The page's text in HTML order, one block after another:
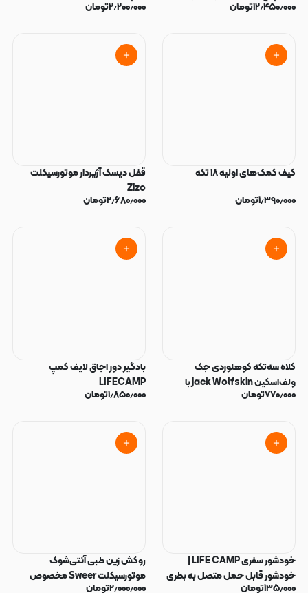
سفید و Devil Eye
۱۲٫۴۵۰٫۰۰۰تومان
۲٫۲۰۰٫۰۰۰تومان
کیف کمک‌های اولیه ۱۸ تکه
۱٫۳۹۰٫۰۰۰تومان
قفل دیسک آژیر‌دار موتورسیکلت
Zizo
۲٫۶۸۰٫۰۰۰تومان
کلاه سه‌تکه کوهنوردی جک
ولف‌اسکین Jack Wolfskin با
محافظ گردن و صورت
۷۷۰٫۰۰۰تومان
بادگیر دور اجاق لایف کمپ
LIFECAMP
۱٫۸۵۰٫۰۰۰تومان
خودشور سفری LIFE CAMP |
خودشور قابل حمل متصل به بطری
۱۳۵٫۰۰۰تومان
روکش زین طبی آنتی‌شوک
موتورسیکلت Sweer مخصوص
۲٫۰۰۰٫۰۰۰تومان